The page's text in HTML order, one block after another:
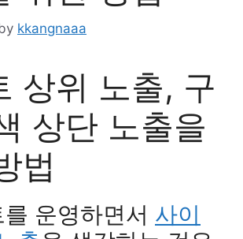
kkangnaaa
상위 노출, 구
상단 노출을
법
운영하면서 사이